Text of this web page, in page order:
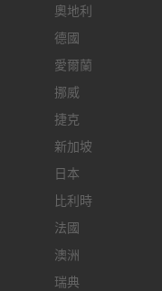
奧地利
德國
愛爾蘭
挪威
捷克
新加坡
日本
比利時
法國
澳洲
瑞典